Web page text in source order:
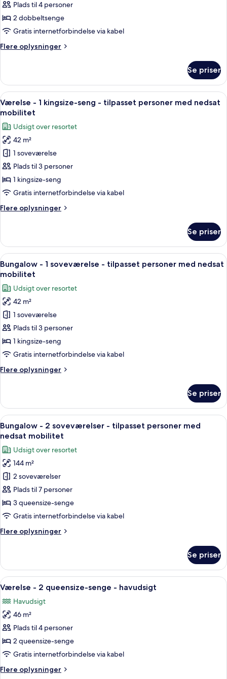
2
dobbeltsenge
-
personer
mobilitet
Plads til 4 personer
2 dobbeltsenge
Gratis internetforbindelse via kabel
Flere oplysninger
Flere
-
dobbeltsenge
-
personer
med
nedsat
mobilitet
Se priser
Indlæs
alle
billeder
af
Værelse
-
1
kingsize-
seng
tilpasset
nedsat
mobilitet
Et hotelværelse med en stor seng,
5
Værelse - 1 kingsize-seng - tilpasset personer med nedsat
mobilitet
Udsigt over resortet
42 m²
1 soveværelse
Plads til 3 personer
1 kingsize-seng
Gratis internetforbindelse via kabel
Flere oplysninger
Flere
-
kingsize-
seng
tilpasset
personer
med
nedsat
mobilitet
Se priser
Indlæs
alle
billeder
af
Bungalow
-
1
soveværelse
-
personer
mobilitet
En moderne stue med et stort
6
Bungalow - 1 soveværelse - tilpasset personer med nedsat
mobilitet
Udsigt over resortet
42 m²
1 soveværelse
Plads til 3 personer
1 kingsize-seng
Gratis internetforbindelse via kabel
Flere oplysninger
Flere
-
soveværelse
-
personer
med
nedsat
mobilitet
Se priser
Indlæs
alle
billeder
af
Bungalow
-
2
soveværelser
-
personer
mobilitet
En moderne stue med et stort
6
Bungalow - 2 soveværelser - tilpasset personer med
nedsat mobilitet
Udsigt over resortet
144 m²
2 soveværelser
Plads til 7 personer
3 queensize-senge
Gratis internetforbindelse via kabel
Flere oplysninger
Flere
-
soveværelser
tilpasset
personer
nedsat
mobilitet
Se priser
Indlæs
alle
billeder
af
Værelse
-
2
senge
Et hotelværelse med to senge, et
5
Værelse - 2 queensize-senge - havudsigt
Havudsigt
46 m²
Plads til 4 personer
2 queensize-senge
Gratis internetforbindelse via kabel
Flere oplysninger
Flere